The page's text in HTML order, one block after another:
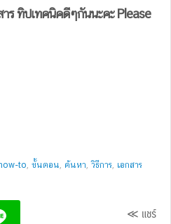
ร ทิปเทคนิคดีๆกันนะคะ Please
how-to, ขั้นตอน, ค้นหา,วิธีการ, เอกสาร
≪ แชร์